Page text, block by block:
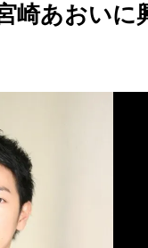
崎あおいに